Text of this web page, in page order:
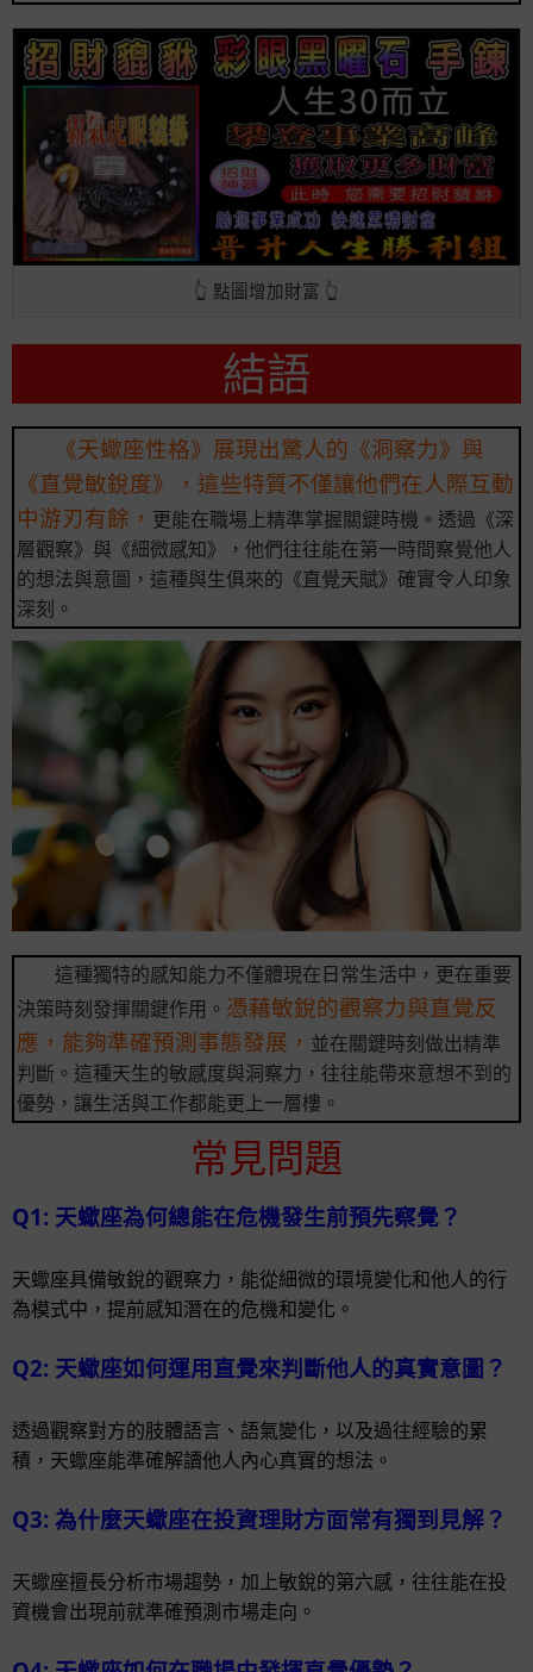
👆 點圖增加財富 👆
結語
《天蠍座性格》展現出驚人的《洞察力》與
《直覺敏銳度》，這些特質不僅讓他們在人際互動
中游刃有餘， 更能在職場上精準掌握關鍵時機。透過《深
層觀察》與《細微感知》，他們往往能在第一時間察覺他人
的想法與意圖，這種與生俱來的《直覺天賦》確實令人印象
深刻。
這種獨特的感知能力不僅體現在日常生活中，更在重要
決策時刻發揮關鍵作用。 憑藉敏銳的觀察力與直覺反
應，能夠準確預測事態發展， 並在關鍵時刻做出精準
判斷。這種天生的敏感度與洞察力，往往能帶來意想不到的
優勢，讓生活與工作都能更上一層樓。
常見問題
Q1: 天蠍座為何總能在危機發生前預先察覺？
天蠍座具備敏銳的觀察力，能從細微的環境變化和他人的行
為模式中，提前感知潛在的危機和變化。
Q2: 天蠍座如何運用直覺來判斷他人的真實意圖？
透過觀察對方的肢體語言、語氣變化，以及過往經驗的累
積，天蠍座能準確解讀他人內心真實的想法。
Q3: 為什麼天蠍座在投資理財方面常有獨到見解？
天蠍座擅長分析市場趨勢，加上敏銳的第六感，往往能在投
資機會出現前就準確預測市場走向。